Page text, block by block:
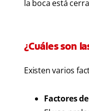
la boca está
¿Cuáles son
Existen varios
Factores